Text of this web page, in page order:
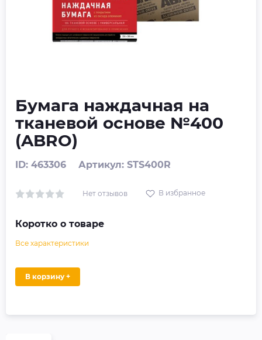
Бумага наждачная на
тканевой основе №400
(ABRO)
ID: 463306 Артикул: STS400R
Нет отзывов В избранное
Коротко о товаре
Все характеристики
В корзину +